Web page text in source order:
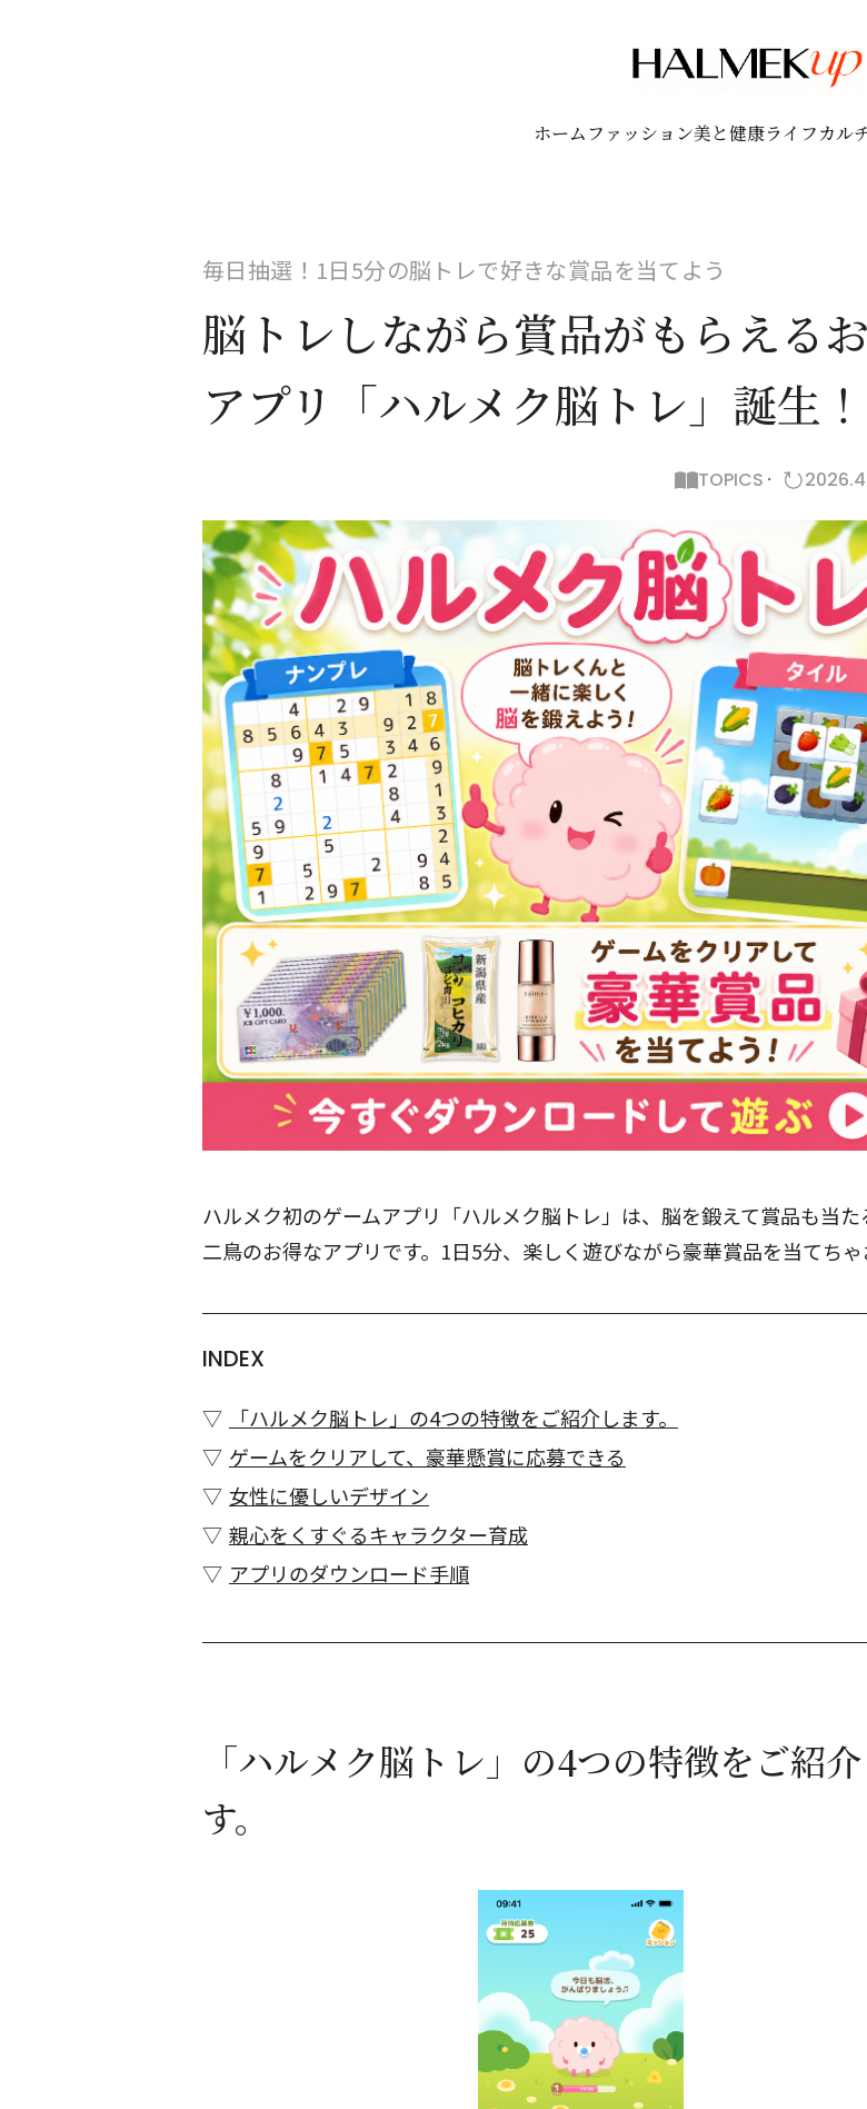
ホーム ファッション美と健康ライフカル
毎日抽選！1日5分の脳トレで好きな賞品を当てよう
脳トレしながら賞品がもらえる
アプリ「ハルメク脳トレ」誕生！
TOPICS
ハルメク初のゲームアプリ「ハルメク脳トレ」は、脳を鍛えて賞品も当た
二鳥のお得なアプリです。1日5分、楽しく遊びながら豪華賞品を当てちゃ
INDEX
「ハルメク脳トレ」の4つの特徴をご紹介します。
ゲームをクリアして、豪華懸賞に応募できる
女性に優しいデザイン
親心をくすぐるキャラクター育成
アプリのダウンロード手順
「ハルメク脳トレ」の4つの特徴をご紹
す。